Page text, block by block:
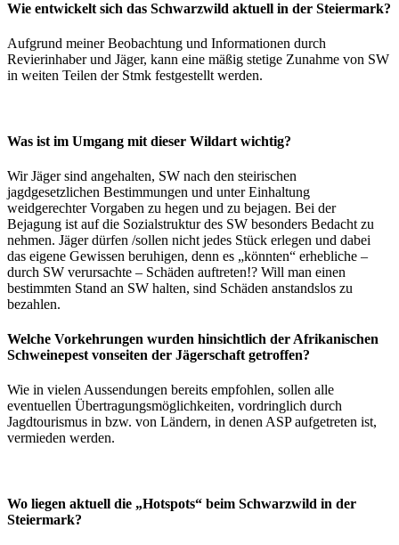
Wie entwickelt sich das Schwarzwild aktuell in der Steiermark?
Aufgrund meiner Beobachtung und Informationen durch
Revierinhaber und Jäger, kann eine mäßig stetige Zunahme von SW
in weiten Teilen der Stmk festgestellt werden.
Was ist im Umgang mit dieser Wildart wichtig?
Wir Jäger sind angehalten, SW nach den steirischen
jagdgesetzlichen Bestimmungen und unter Einhaltung
weidgerechter Vorgaben zu hegen und zu bejagen. Bei der
Bejagung ist auf die Sozialstruktur des SW besonders Bedacht zu
nehmen. Jäger dürfen /sollen nicht jedes Stück erlegen und dabei
das eigene Gewissen beruhigen, denn es „könnten“ erhebliche –
durch SW verursachte – Schäden auftreten!? Will man einen
bestimmten Stand an SW halten, sind Schäden anstandslos zu
bezahlen.
Welche Vorkehrungen wurden hinsichtlich der Afrikanischen
Schweinepest vonseiten der Jägerschaft getroffen?
Wie in vielen Aussendungen bereits empfohlen, sollen alle
eventuellen Übertragungsmöglichkeiten, vordringlich durch
Jagdtourismus in bzw. von Ländern, in denen ASP aufgetreten ist,
vermieden werden.
Wo liegen aktuell die „Hotspots“ beim Schwarzwild in der
Steiermark?